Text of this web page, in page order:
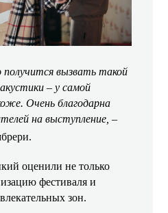
вызвать такой
– у самой
Очень благодарна
на выступление, –
оценили не только
фестиваля и
зон.